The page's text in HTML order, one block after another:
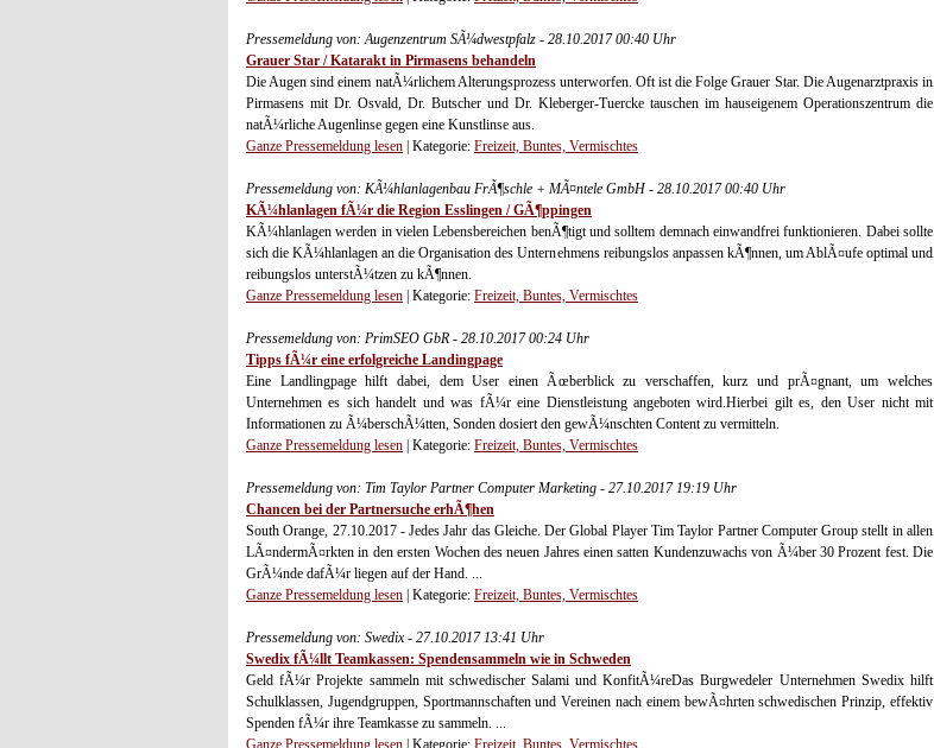
Pressemeldung von: Augenzentrum SÃ¼dwestpfalz - 28.10.2017 00:40 Uhr
Grauer Star / Katarakt in Pirmasens behandeln
Die Augen sind einem natÃ¼rlichem Alterungsprozess unterworfen. Oft ist die Folge Grauer Star. Die Augenarztpraxis in
Pirmasens mit Dr. Osvald, Dr. Butscher und Dr. Kleberger-Tuercke tauschen im hauseigenem Operationszentrum die
natÃ¼rliche Augenlinse gegen eine Kunstlinse aus.
Ganze Pressemeldung lesen | Kategorie: Freizeit, Buntes, Vermischtes
Pressemeldung von: KÃ¼hlanlagenbau FrÃ¶schle + MÃ¤ntele GmbH - 28.10.2017 00:40 Uhr
KÃ¼hlanlagen fÃ¼r die Region Esslingen / GÃ¶ppingen
KÃ¼hlanlagen werden in vielen Lebensbereichen benÃ¶tigt und solltem demnach einwandfrei funktionieren. Dabei sollte
sich die KÃ¼hlanlagen an die Organisation des Unternehmens reibungslos anpassen kÃ¶nnen, um AblÃ¤ufe optimal und
reibungslos unterstÃ¼tzen zu kÃ¶nnen.
Ganze Pressemeldung lesen | Kategorie: Freizeit, Buntes, Vermischtes
Pressemeldung von: PrimSEO GbR - 28.10.2017 00:24 Uhr
Tipps fÃ¼r eine erfolgreiche Landingpage
Eine Landlingpage hilft dabei, dem User einen Ãœberblick zu verschaffen, kurz und prÃ¤gnant, um welches
Unternehmen es sich handelt und was fÃ¼r eine Dienstleistung angeboten wird.Hierbei gilt es, den User nicht mit
Informationen zu Ã¼berschÃ¼tten, Sonden dosiert den gewÃ¼nschten Content zu vermitteln.
Ganze Pressemeldung lesen | Kategorie: Freizeit, Buntes, Vermischtes
Pressemeldung von: Tim Taylor Partner Computer Marketing - 27.10.2017 19:19 Uhr
Chancen bei der Partnersuche erhÃ¶hen
South Orange, 27.10.2017 - Jedes Jahr das Gleiche. Der Global Player Tim Taylor Partner Computer Group stellt in allen
LÃ¤ndermÃ¤rkten in den ersten Wochen des neuen Jahres einen satten Kundenzuwachs von Ã¼ber 30 Prozent fest. Die
GrÃ¼nde dafÃ¼r liegen auf der Hand. ...
Ganze Pressemeldung lesen | Kategorie: Freizeit, Buntes, Vermischtes
Pressemeldung von: Swedix - 27.10.2017 13:41 Uhr
Swedix fÃ¼llt Teamkassen: Spendensammeln wie in Schweden
Geld fÃ¼r Projekte sammeln mit schwedischer Salami und KonfitÃ¼reDas Burgwedeler Unternehmen Swedix hilft
Schulklassen, Jugendgruppen, Sportmannschaften und Vereinen nach einem bewÃ¤hrten schwedischen Prinzip, effektiv
Spenden fÃ¼r ihre Teamkasse zu sammeln. ...
Ganze Pressemeldung lesen | Kategorie: Freizeit, Buntes, Vermischtes